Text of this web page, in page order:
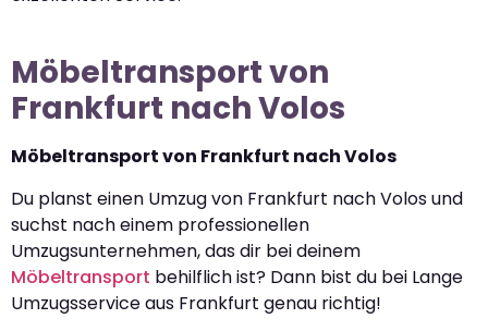
Möbeltransport von
Frankfurt nach Volos
Möbeltransport von Frankfurt nach Volos
Du planst einen Umzug von Frankfurt nach Volos und
suchst nach einem professionellen
Umzugsunternehmen, das dir bei deinem
Möbeltransport behilflich ist? Dann bist du bei Lange
Umzugsservice aus Frankfurt genau richtig!